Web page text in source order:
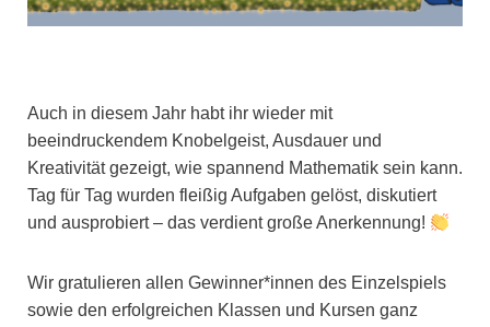
Auch in diesem Jahr habt ihr wieder mit
beeindruckendem Knobelgeist, Ausdauer und
Kreativität gezeigt, wie spannend Mathematik sein kann.
Tag für Tag wurden fleißig Aufgaben gelöst, diskutiert
und ausprobiert – das verdient große Anerkennung!
Wir gratulieren allen Gewinner*innen des Einzelspiels
sowie den erfolgreichen Klassen und Kursen ganz